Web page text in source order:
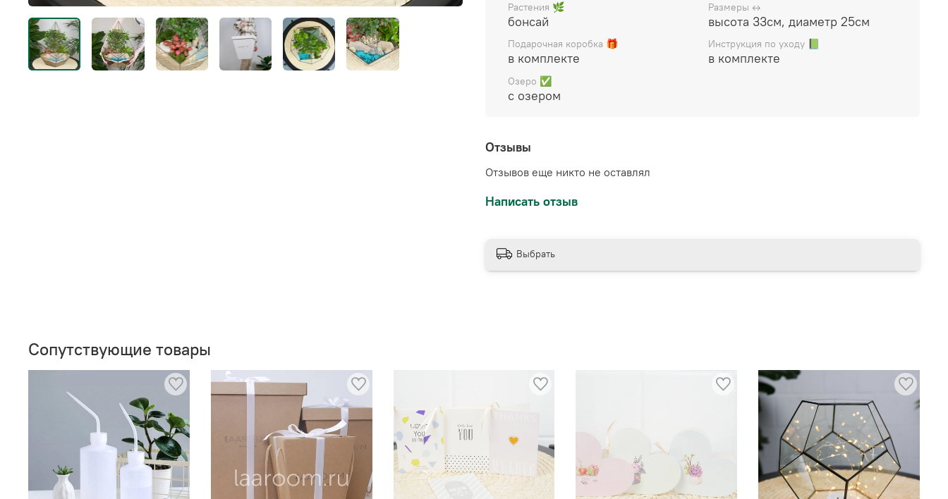
Растения 🌿
бонсай
Размеры ↔️
высота 33см, диаметр 25см
Подарочная коробка 🎁
в комплекте
Инструкция по уходу 📗
в комплекте
Озеро ✅
с озером
Отзывы
Отзывов еще никто не оставлял
Написать отзыв
Выбрать
Сопутствующие товары